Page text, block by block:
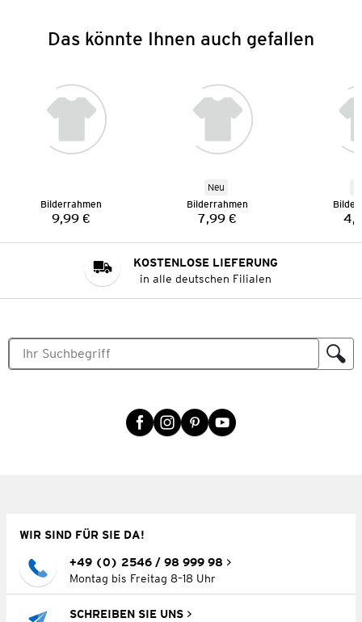
Das könnte Ihnen auch gefallen
Bilderrahmen
Preis:
9,99 €
Neu
Bilderrahmen
Preis:
7,99 €
KOSTENLOSE LIEFERUNG
in alle deutschen Filialen
WIR SIND FÜR SIE DA!
+49 (0) 2546 / 98 999 98
Montag bis Freitag 8–18 Uhr
SCHREIBEN SIE UNS